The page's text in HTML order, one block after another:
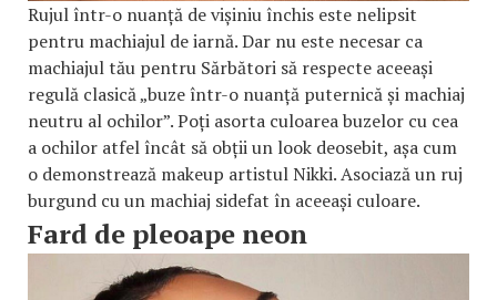
Rujul într-o nuanță de vișiniu închis este nelipsit
pentru machiajul de iarnă. Dar nu este necesar ca
machiajul tău pentru Sărbători să respecte aceeași
regulă clasică „buze într-o nuanță puternică și machiaj
neutru al ochilor”. Poți asorta culoarea buzelor cu cea
a ochilor atfel încât să obții un look deosebit, așa cum
o demonstrează makeup artistul Nikki. Asociază un ruj
burgund cu un machiaj sidefat în aceeași culoare.
Fard de pleoape neon